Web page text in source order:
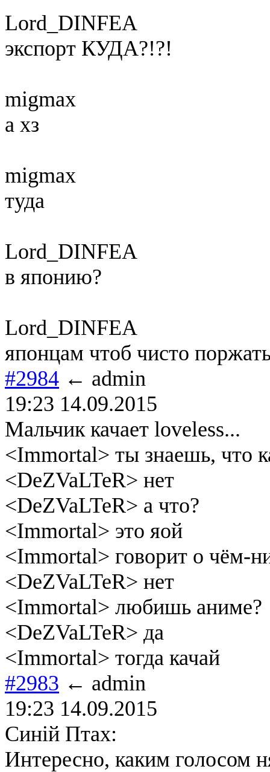
Lord_DINFEA
экспорт КУДА?!?!
migmax
а хз
migmax
туда
Lord_DINFEA
в японию?
Lord_DINFEA
японцам чтоб чисто
#2984 ← admin
19:23 14.09.2015
Мальчик качает loveless...
<Immortal> ты знаешь, что
<DeZVaLTeR> нет
<DeZVaLTeR> а что?
<Immortal> это яой
<Immortal> говорит о чём-
<DeZVaLTeR> нет
<Immortal> любишь аниме?
<DeZVaLTeR> да
<Immortal> тогда качай
#2983 ← admin
19:23 14.09.2015
Синій Птах:
Интересно, каким голосом